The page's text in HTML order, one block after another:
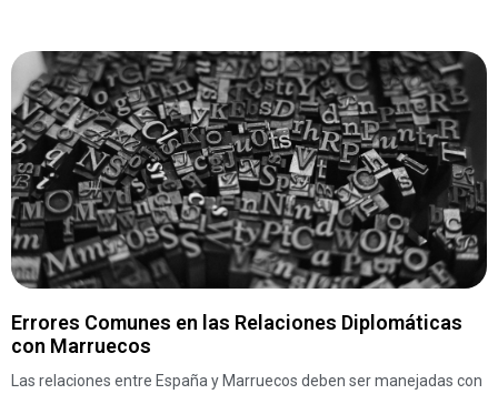
Errores Comunes en las Relaciones Diplomáticas
con Marruecos
Las relaciones entre España y Marruecos deben ser manejadas con